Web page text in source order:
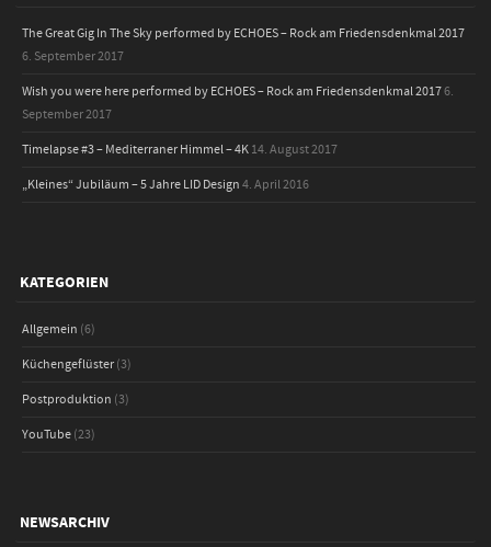
The Great Gig In The Sky performed by ECHOES – Rock am Friedensdenkmal 2017
6. September 2017
Wish you were here performed by ECHOES – Rock am Friedensdenkmal 20176.
September 2017
Timelapse #3 – Mediterraner Himmel – 4K 14. August 2017
„Kleines“ Jubiläum – 5 Jahre LID Design 4. April 2016
KATEGORIEN
Allgemein (6)
Küchengeflüster (3)
Postproduktion (3)
YouTube (23)
NEWSARCHIV